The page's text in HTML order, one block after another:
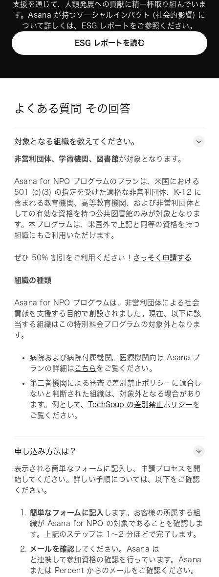
支援を通じて、人類発展への貢献に精一杯取り組んでいま
す。Asana が持つソーシャルインパクト (社会的影響) に
ついて詳しくは、ESG レポートをご参照ください。
ESG レポートを読む
よくある質問 その回答
対象となる組織を教えてください。
非営利団体、学術機関、図書館が対象となります。
Asana for NPO プログラムのプランは、米国における
501 (c)(3) の指定を受けた適格な非営利団体、K-12 に
含まれる教育機関、高等教育機関、および非営利団体と
しての有効な資格を持つ公共図書館のみが対象となりま
す。本プログラムは、米国外で上記と同等の資格を持つ
組織にもご利用いただけます。
ぜひ 50% 割引をご利用ください！ さっそく申請する
組織の種類
Asana for NPO プログラムは、非営利団体による社会
貢献を支援する目的で創設されました。現在、以下に該
当する組織はこの特別料金プログラムの対象外となりま
す。
病院および病院付属機関。医療機関向け Asana プ
ランの詳細は こちら をご覧ください。
第三者機関による審査で差別禁止ポリシーに適合し
ないと判断された組織は、対象外となる場合があり
ます。例として、TechSoup の差別禁止ポリシーを
ご覧ください。
申し込み方法は？
表示される簡単なフォームに記入し、申請プロセスを開
始してください。詳しい手順については、以下をご確認
ください。
簡単なフォームに記入 します。お客様の所属する組
織が Asana for NPO の対象であることを確認しま
す。上記のステップは 1～2 分ほどで完了します。
メールを確認 してください。Asana は
と連携して参加資格の確認を行っています。Asana
または Percent からのメールをご確認ください。